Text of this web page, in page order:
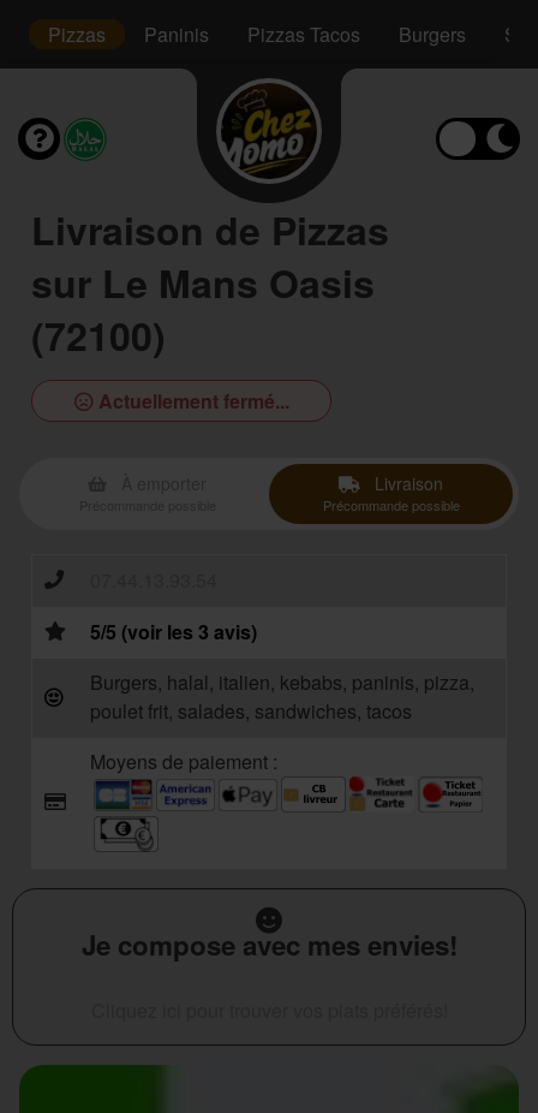
Pizzas Paninis Pizzas Tacos Burgers
Livraison de Pizzas
sur Le Mans Oasis
(72100)
Actuellement fermé...
Livraison
Précommande possible
5/5 (voir les 3 avis)
Burgers, halal, italien, kebabs, paninis, pizza,
poulet frit, salades, sandwiches, tacos
Moyens de paiement :
Je compose avec mes envies!